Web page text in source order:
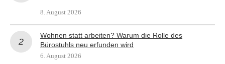
8. August 2026
Wohnen statt arbeiten? Warum die Rolle des
Bürostuhls neu erfunden wird
6. August 2026